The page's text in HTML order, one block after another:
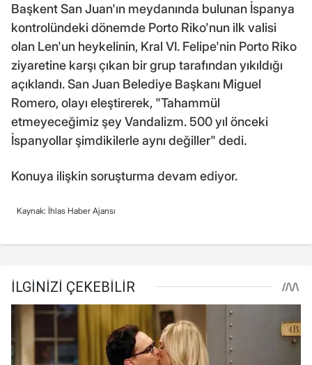
Başkent San Juan'ın meydanında bulunan İspanya
kontrolündeki dönemde Porto Riko'nun ilk valisi
olan Len'un heykelinin, Kral VI. Felipe'nin Porto Riko
ziyaretine karşı çıkan bir grup tarafından yıkıldığı
açıklandı. San Juan Belediye Başkanı Miguel
Romero, olayı eleştirerek, "Tahammül
etmeyeceğimiz şey Vandalizm. 500 yıl önceki
İspanyollar şimdikilerle aynı değiller" dedi.
Konuya ilişkin soruşturma devam ediyor.
Kaynak: İhlas Haber Ajansı